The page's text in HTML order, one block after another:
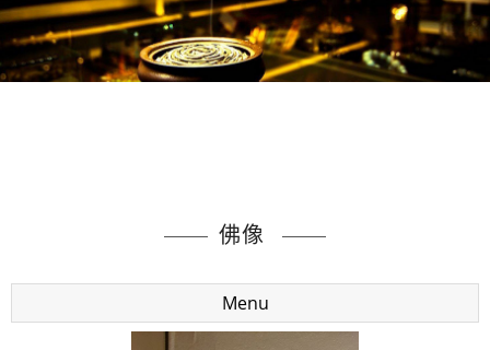
佛像
Menu